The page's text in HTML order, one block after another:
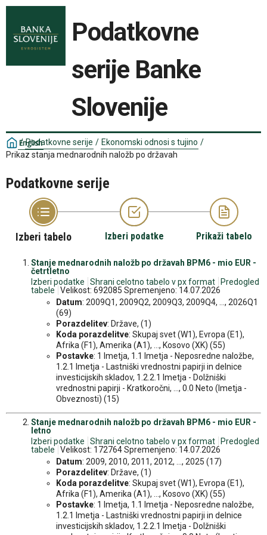
Podatkovne
serije Banke
Slovenije
English
/ Podatkovne serije / Ekonomski odnosi s tujino /
Prikaz stanja mednarodnih naložb po državah
Podatkovne serije
Izberi tabelo Izberi podatke Prikaži tabelo
Stanje mednarodnih naložb po državah BPM6 - mio EUR -
četrtletno
Izberi podatke
Shrani celotno tabelo v px format
Predogled
tabele
Velikost: 692085 Spremenjeno: 14.07.2026
Datum: 2009Q1, 2009Q2, 2009Q3, 2009Q4, ..., 2026Q1
(69)
Porazdelitev: Države, (1)
Koda porazdelitve: Skupaj svet (W1), Evropa (E1),
Afrika (F1), Amerika (A1), ..., Kosovo (XK) (55)
Postavke: 1 Imetja, 1.1 Imetja - Neposredne naložbe,
1.2.1 Imetja - Lastniški vrednostni papirji in delnice
investicijskih skladov, 1.2.2.1 Imetja - Dolžniški
vrednostni papirji - Kratkoročni, ..., 0.0 Neto (Imetja -
Obveznosti) (15)
Stanje mednarodnih naložb po državah BPM6 - mio EUR -
letno
Izberi podatke
Shrani celotno tabelo v px format
Predogled
tabele
Velikost: 172764 Spremenjeno: 14.07.2026
Datum: 2009, 2010, 2011, 2012, ..., 2025 (17)
Porazdelitev: Države, (1)
Koda porazdelitve: Skupaj svet (W1), Evropa (E1),
Afrika (F1), Amerika (A1), ..., Kosovo (XK) (55)
Postavke: 1 Imetja, 1.1 Imetja - Neposredne naložbe,
1.2.1 Imetja - Lastniški vrednostni papirji in delnice
investicijskih skladov, 1.2.2.1 Imetja - Dolžniški